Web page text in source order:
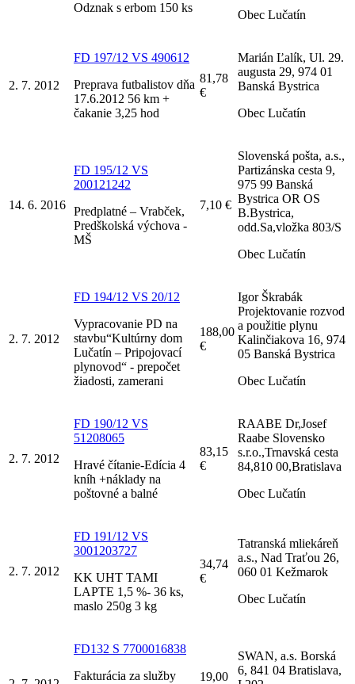
Odznak s erbom 150 ks
Obec Lučatín
2. 7. 2012
FD 197/12 VS 490612
Preprava futbalistov dňa
17.6.2012 56 km +
čakanie 3,25 hod
81,78
€
Marián Ľalík, Ul. 29.
augusta 29, 974 01
Banská Bystrica
Obec Lučatín
14. 6. 2016
FD 195/12 VS
200121242
Predplatné – Vrabček,
Predškolská výchova -
MŠ
7,10 €
Slovenská pošta, a.s.,
Partizánska cesta 9,
975 99 Banská
Bystrica OR OS
B.Bystrica,
odd.Sa,vložka 803/S
Obec Lučatín
2. 7. 2012
FD 194/12 VS 20/12
Vypracovanie PD na
stavbu“Kultúrny dom
Lučatín – Pripojovací
plynovod“ - prepočet
žiadosti, zamerani
188,00
€
Igor Škrabák
Projektovanie rozvod
a použitie plynu
Kalinčiakova 16, 974
05 Banská Bystrica
Obec Lučatín
2. 7. 2012
FD 190/12 VS
51208065
Hravé čítanie-Edícia 4
kníh +náklady na
poštovné a balné
83,15
€
RAABE Dr,Josef
Raabe Slovensko
s.r.o.,Trnavská cesta
84,810 00,Bratislava
Obec Lučatín
2. 7. 2012
FD 191/12 VS
3001203727
KK UHT TAMI
LAPTE 1,5 %- 36 ks,
maslo 250g 3 kg
34,74
€
Tatranská mliekáreň
a.s., Nad Traťou 26,
060 01 Kežmarok
Obec Lučatín
FD132 S 7700016838
Fakturácia za služby
19,00
SWAN, a.s. Borská
6, 841 04 Bratislava,